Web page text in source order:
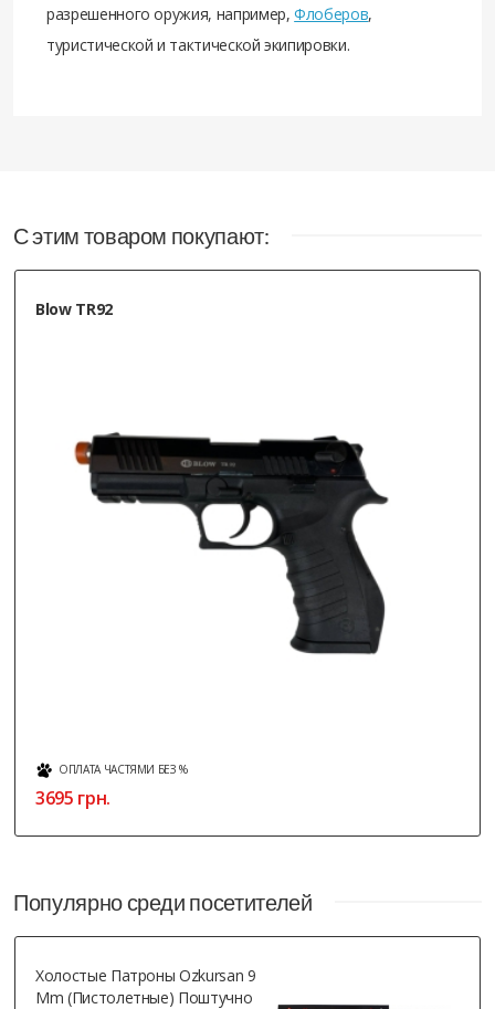
разрешенного оружия, например,Флоберов,
туристической и тактической экипировки.
С этим товаром покупают:
Blow TR92
ОПЛАТА ЧАСТЯМИ БЕЗ %
3695 грн.
Популярно среди посетителей
Холостые Патроны Ozkursan 9
Mm (пистолетные) Поштучно